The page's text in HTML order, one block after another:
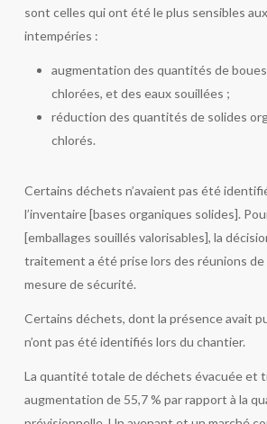
sont celles qui ont été le plus sensibles
intempéries :
augmentation des quantités de
chlorées, et des eaux souillées ;
réduction des quantités de solides
chlorés.
Certains déchets n’avaient pas été
l’inventaire [bases organiques solides].
[emballages souillés valorisables], la
traitement a été prise lors des réunions de
mesure de sécurité.
Certains déchets, dont la présence avait
n’ont pas été identifiés lors du chantier.
La quantité totale de déchets évacuée et
augmentation de 55,7 % par rapport à la